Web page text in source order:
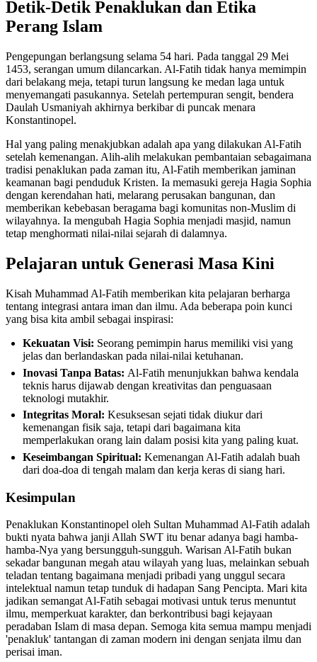
Detik-Detik Penaklukan dan Etika
Perang Islam
Pengepungan berlangsung selama 54 hari. Pada tanggal 29 Mei
1453, serangan umum dilancarkan. Al-Fatih tidak hanya memimpin
dari belakang meja, tetapi turun langsung ke medan laga untuk
menyemangati pasukannya. Setelah pertempuran sengit, bendera
Daulah Usmaniyah akhirnya berkibar di puncak menara
Konstantinopel.
Hal yang paling menakjubkan adalah apa yang dilakukan Al-Fatih
setelah kemenangan. Alih-alih melakukan pembantaian sebagaimana
tradisi penaklukan pada zaman itu, Al-Fatih memberikan jaminan
keamanan bagi penduduk Kristen. Ia memasuki gereja Hagia Sophia
dengan kerendahan hati, melarang perusakan bangunan, dan
memberikan kebebasan beragama bagi komunitas non-Muslim di
wilayahnya. Ia mengubah Hagia Sophia menjadi masjid, namun
tetap menghormati nilai-nilai sejarah di dalamnya.
Pelajaran untuk Generasi Masa Kini
Kisah Muhammad Al-Fatih memberikan kita pelajaran berharga
tentang integrasi antara iman dan ilmu. Ada beberapa poin kunci
yang bisa kita ambil sebagai inspirasi:
Kekuatan Visi: Seorang pemimpin harus memiliki visi yang
jelas dan berlandaskan pada nilai-nilai ketuhanan.
Inovasi Tanpa Batas: Al-Fatih menunjukkan bahwa kendala
teknis harus dijawab dengan kreativitas dan penguasaan
teknologi mutakhir.
Integritas Moral: Kesuksesan sejati tidak diukur dari
kemenangan fisik saja, tetapi dari bagaimana kita
memperlakukan orang lain dalam posisi kita yang paling kuat.
Keseimbangan Spiritual: Kemenangan Al-Fatih adalah buah
dari doa-doa di tengah malam dan kerja keras di siang hari.
Kesimpulan
Penaklukan Konstantinopel oleh Sultan Muhammad Al-Fatih adalah
bukti nyata bahwa janji Allah SWT itu benar adanya bagi hamba-
hamba-Nya yang bersungguh-sungguh. Warisan Al-Fatih bukan
sekadar bangunan megah atau wilayah yang luas, melainkan sebuah
teladan tentang bagaimana menjadi pribadi yang unggul secara
intelektual namun tetap tunduk di hadapan Sang Pencipta. Mari kita
jadikan semangat Al-Fatih sebagai motivasi untuk terus menuntut
ilmu, memperkuat karakter, dan berkontribusi bagi kejayaan
peradaban Islam di masa depan. Semoga kita semua mampu menjadi
'penakluk' tantangan di zaman modern ini dengan senjata ilmu dan
perisai iman.